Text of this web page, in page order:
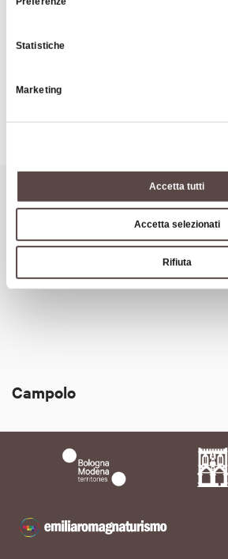
Statistiche
Marketing
Accetta tutti
Accetta selezionati
Rifiuta
It might also interest you
VILLAGES
Campolo